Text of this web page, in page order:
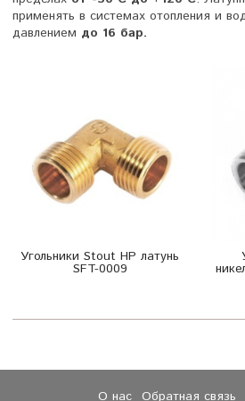
применять в системах отопления и
давлением до 16 бар.
Угольники Stout НР латунь
SFT-0009
О нас Обратная связь